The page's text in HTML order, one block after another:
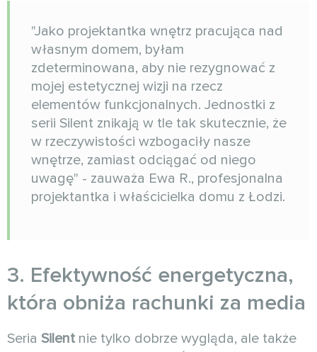
"Jako projektantka wnętrz pracująca nad
własnym domem, byłam
zdeterminowana, aby nie rezygnować z
mojej estetycznej wizji na rzecz
elementów funkcjonalnych. Jednostki z
serii Silent znikają w tle tak skutecznie, że
w rzeczywistości wzbogaciły nasze
wnętrze, zamiast odciągać od niego
uwagę" - zauważa Ewa R., profesjonalna
projektantka i właścicielka domu z Łodzi.
3. Efektywność energetyczna,
która obniża rachunki za media
Seria Silent nie tylko dobrze wygląda, ale także